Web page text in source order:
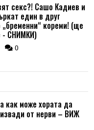
секс?! Сашо Кадиев и
един в друг
кореми! (ще
- СНИМКИ)
0
как може хората да
от нерви – ВИЖ